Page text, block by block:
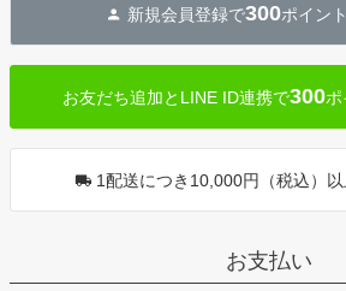
新規会員登録で300ポイン
お友だち追加とLINE ID連携で300ポ
1配送につき10,000円（税込）
お支払い